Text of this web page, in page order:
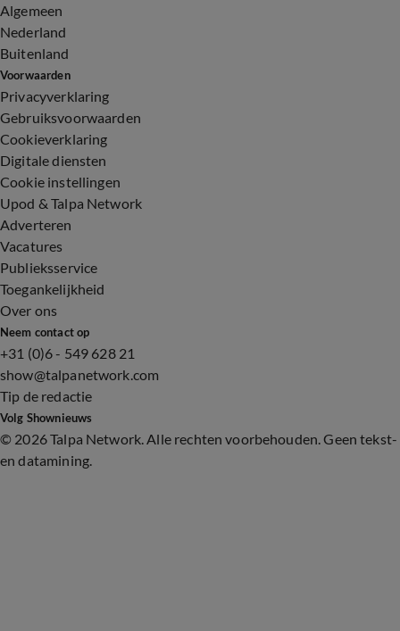
Algemeen
Nederland
Buitenland
Voorwaarden
Privacyverklaring
Gebruiksvoorwaarden
Cookieverklaring
Digitale diensten
Cookie instellingen
Upod & Talpa Network
Adverteren
Vacatures
Publieksservice
Toegankelijkheid
Over ons
Neem contact op
+31 (0)6 - 549 628 21
show@talpanetwork.com
Tip de redactie
Volg Shownieuws
© 2026 Talpa Network. Alle rechten voorbehouden. Geen tekst-
en datamining.